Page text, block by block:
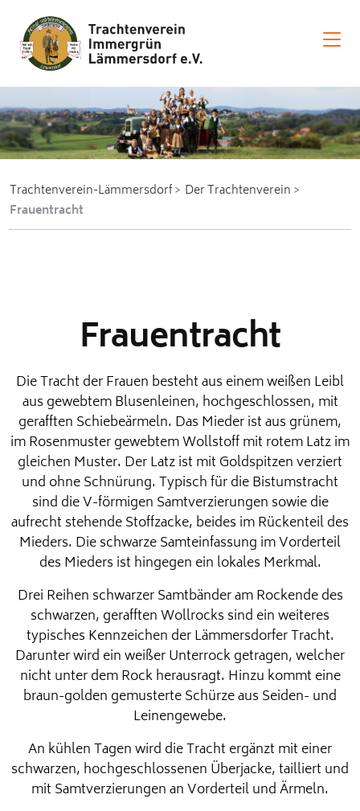
Trachtenverein-Lämmersdorf
Der Trachtenverein
Frauentracht
Frauentracht
Die Tracht der Frauen besteht aus einem weißen Leibl
aus gewebtem Blusenleinen, hochgeschlossen, mit
gerafften Schiebeärmeln. Das Mieder ist aus grünem,
im Rosenmuster gewebtem Wollstoff mit rotem Latz im
gleichen Muster. Der Latz ist mit Goldspitzen verziert
und ohne Schnürung. Typisch für die Bistumstracht
sind die V-förmigen Samtverzierungen sowie die
aufrecht stehende Stoffzacke, beides im Rückenteil des
Mieders. Die schwarze Samteinfassung im Vorderteil
des Mieders ist hingegen ein lokales Merkmal.
Drei Reihen schwarzer Samtbänder am Rockende des
schwarzen, gerafften Wollrocks sind ein weiteres
typisches Kennzeichen der Lämmersdorfer Tracht.
Darunter wird ein weißer Unterrock getragen, welcher
nicht unter dem Rock herausragt. Hinzu kommt eine
braun-golden gemusterte Schürze aus Seiden- und
Leinengewebe.
An kühlen Tagen wird die Tracht ergänzt mit einer
schwarzen, hochgeschlossenen Überjacke, tailliert und
mit Samtverzierungen an Vorderteil und Ärmeln.